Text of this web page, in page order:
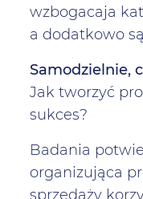
wzbogacaja
a dodatkowo
Samodzielnie,
Jak tworzyć
sukces?
Badania
organizująca
sprzedaży